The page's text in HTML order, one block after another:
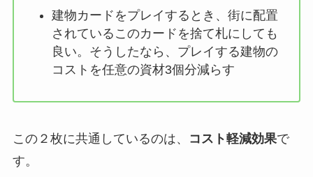
建物カードをプレイするとき、街に配置
されているこのカードを捨て札にしても
良い。そうしたなら、プレイする建物の
コストを任意の資材3個分減らす
この２枚に共通しているのは、 コスト軽減効果で
す。